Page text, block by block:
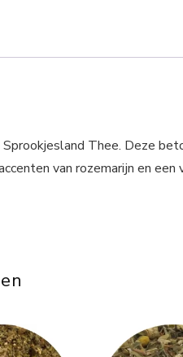
Thee. Deze
van rozemarijn en een